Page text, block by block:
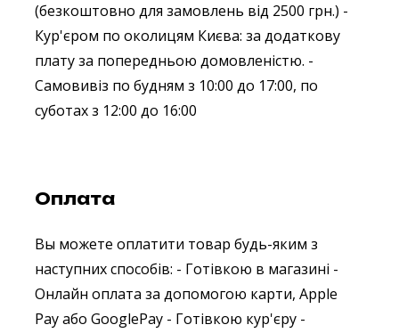
(безкоштовно для замовлень від 2500 грн.) -
Кур'єром по околицям Києва: за додаткову
плату за попередньою домовленістю. -
Самовивіз по будням з 10:00 до 17:00, по
суботах з 12:00 до 16:00
Оплата
Вы можете оплатити товар будь-яким з
наступних способів: - Готівкою в магазині -
Онлайн оплата за допомогою карти, Apple
Pay або GooglePay - Готівкою кур'єру -